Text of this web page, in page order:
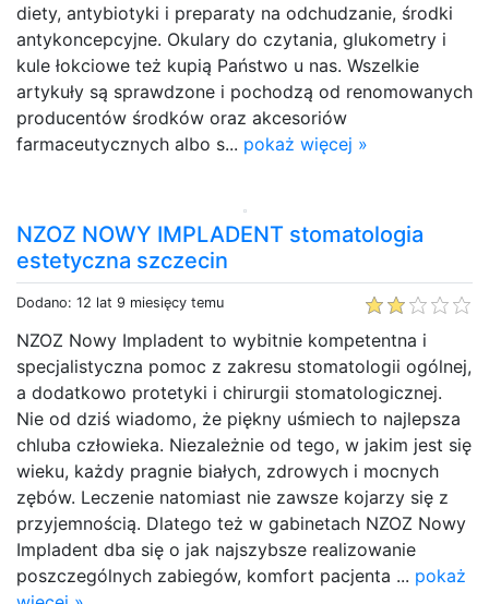
diety, antybiotyki i preparaty na odchudzanie, środki
antykoncepcyjne. Okulary do czytania, glukometry i
kule łokciowe też kupią Państwo u nas. Wszelkie
artykuły są sprawdzone i pochodzą od renomowanych
producentów środków oraz akcesoriów
farmaceutycznych albo s... pokaż więcej »
NZOZ NOWY IMPLADENT stomatologia
estetyczna szczecin
Dodano: 12 lat 9 miesięcy temu
NZOZ Nowy Impladent to wybitnie kompetentna i
specjalistyczna pomoc z zakresu stomatologii ogólnej,
a dodatkowo protetyki i chirurgii stomatologicznej.
Nie od dziś wiadomo, że piękny uśmiech to najlepsza
chluba człowieka. Niezależnie od tego, w jakim jest się
wieku, każdy pragnie białych, zdrowych i mocnych
zębów. Leczenie natomiast nie zawsze kojarzy się z
przyjemnością. Dlatego też w gabinetach NZOZ Nowy
Impladent dba się o jak najszybsze realizowanie
poszczególnych zabiegów, komfort pacjenta ... pokaż